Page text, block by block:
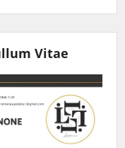
Vitae